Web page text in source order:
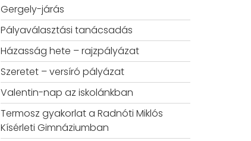
Gergely-járás
Pályaválasztási tanácsadás
Házasság hete – rajzpályázat
Szeretet – versíró pályázat
Valentin-nap az iskolánkban
Termosz gyakorlat a Radnóti Miklós
Kísérleti Gimnáziumban